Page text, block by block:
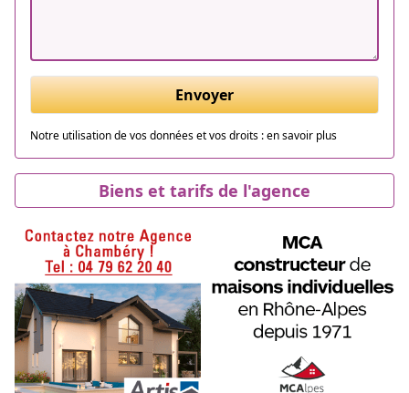
Envoyer
Notre utilisation de vos données et vos droits :en savoir plus
Biens et tarifs de l'agence